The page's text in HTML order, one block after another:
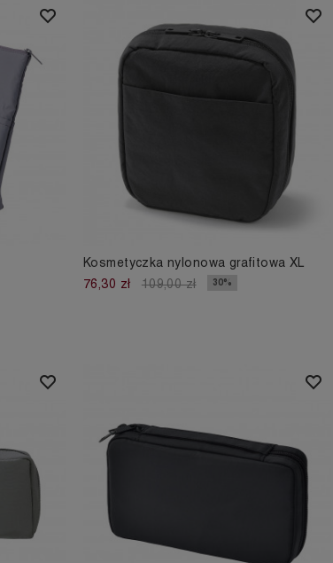
Kosmetyczka nylonowa grafitowa XL
76,30 zł
109,00 zł 30%